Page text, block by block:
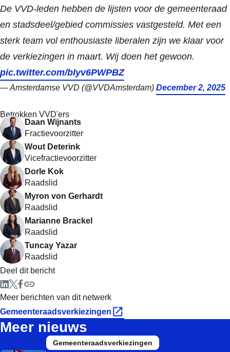
De VVD-leden hebben de lijsten voor de gemeenteraad
en stadsdeel/gebied commissies vastgesteld. Met een
sterk team vol enthousiaste liberalen zijn we klaar voor
de verkiezingen in maart. Wij doen het gewoon.
pic.twitter.com/bIyv6PWPBZ
— Amsterdamse VVD (@VVDAmsterdam) December 2, 2025
Betrokken VVD'ers
Daan Wijnants
Fractievoorzitter
Wout Deterink
Vicefractievoorzitter
Dorle Kok
Raadslid
Myron von Gerhardt
Raadslid
Marianne Brackel
Raadslid
Tuncay Yazar
Raadslid
Deel dit bericht
Meer berichten van dit netwerk
Gemeenteraadsverkiezingen
Meer nieuws
Gemeenteraadsverkiezingen